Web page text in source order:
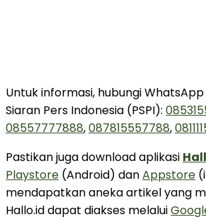
Untuk informasi, hubungi
Siaran Pers Indonesia (PSPI):
08557777888,087815557788,
Pastikan juga download aplikasi
Playstore (Android) danAppstore
mendapatkan aneka artikel yang
Hallo.id dapat diakses melalui